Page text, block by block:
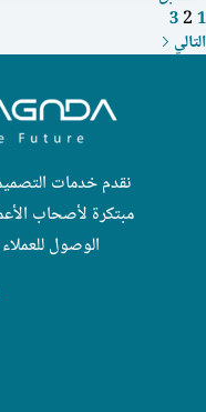
1
2
3
التالي
نقدم خدمات
مبتكرة لأصحاب
الوصول